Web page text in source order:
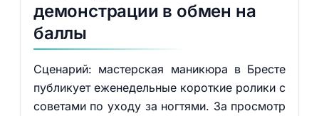
демонстрации в обмен на
баллы
Сценарий: мастерская маникюра в Бресте
публикует еженедельные короткие ролики с
советами по уходу за ногтями. За просмотр